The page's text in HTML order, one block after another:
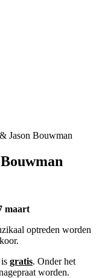
Jason Bouwman
maart
optreden worden
gratis. Onder het
worden.